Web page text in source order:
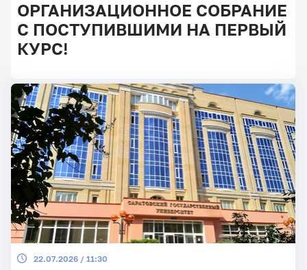
Главные
ОРГАНИЗАЦИОННОЕ СОБРАНИЕ
С ПОСТУПИВШИМИ НА ПЕРВЫЙ
КУРС!
22.07.2026 / 11:30